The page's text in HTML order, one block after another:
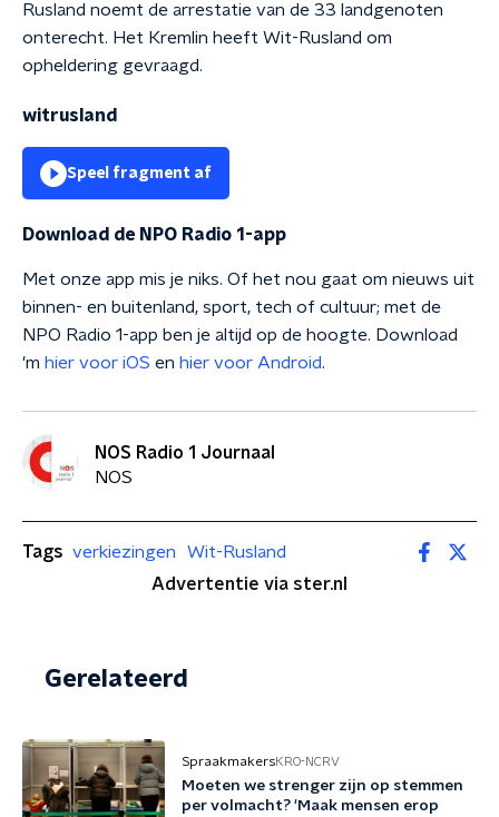
Rusland noemt de arrestatie van de 33 landgenoten
onterecht. Het Kremlin heeft Wit-Rusland om
opheldering gevraagd.
witrusland
Speel fragment af
Download de NPO Radio 1-app
Met onze app mis je niks. Of het nou gaat om nieuws uit
binnen- en buitenland, sport, tech of cultuur; met de
NPO Radio 1-app ben je altijd op de hoogte. Download
'm hier voor iOS en hier voor Android.
NOS Radio 1 Journaal
NOS
Tags verkiezingen
Wit-Rusland
Advertentie via ster.nl
Gerelateerd
SpraakmakersKRO-NCRV
Moeten we strenger zijn op stemmen
per volmacht? 'Maak mensen erop